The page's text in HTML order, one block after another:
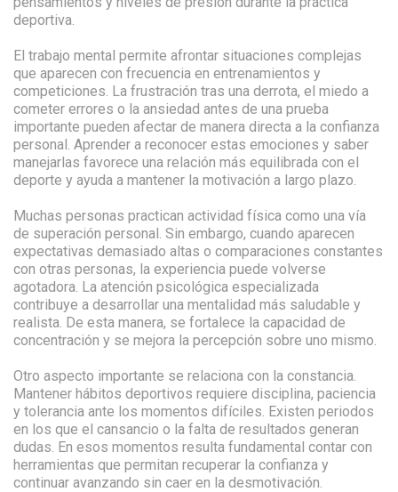
deportiva.
El trabajo mental permite afrontar situaciones complejas
que aparecen con frecuencia en entrenamientos y
competiciones. La frustración tras una derrota, el miedo a
cometer errores o la ansiedad antes de una prueba
importante pueden afectar de manera directa a la confianza
personal. Aprender a reconocer estas emociones y saber
manejarlas favorece una relación más equilibrada con el
deporte y ayuda a mantener la motivación a largo plazo.
Muchas personas practican actividad física como una vía
de superación personal. Sin embargo, cuando aparecen
expectativas demasiado altas o comparaciones constantes
con otras personas, la experiencia puede volverse
agotadora. La atención psicológica especializada
contribuye a desarrollar una mentalidad más saludable y
realista. De esta manera, se fortalece la capacidad de
concentración y se mejora la percepción sobre uno mismo.
Otro aspecto importante se relaciona con la constancia.
Mantener hábitos deportivos requiere disciplina, paciencia
y tolerancia ante los momentos difíciles. Existen periodos
en los que el cansancio o la falta de resultados generan
dudas. En esos momentos resulta fundamental contar con
herramientas que permitan recuperar la confianza y
continuar avanzando sin caer en la desmotivación.